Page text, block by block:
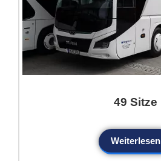
49 Sitze
Weiterlesen